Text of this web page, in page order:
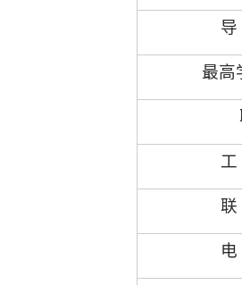
导
最高
工
联
电